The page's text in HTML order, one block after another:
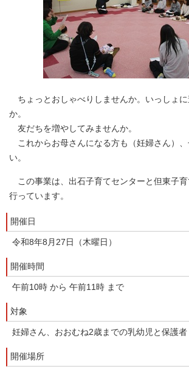
ちょっとおしゃべりしませんか。いっしょ
か。
友だちを増やしてみませんか。
これからお母さんになる方も（妊婦さん）、
い。
この事業は、出石子育てセンターと但東子
行っています。
開催日
令和8年8月27日（木曜日）
開催時間
午前10時 から 午前11時 まで
対象
妊婦さん、おおむね2歳までの乳幼児と保
開催場所